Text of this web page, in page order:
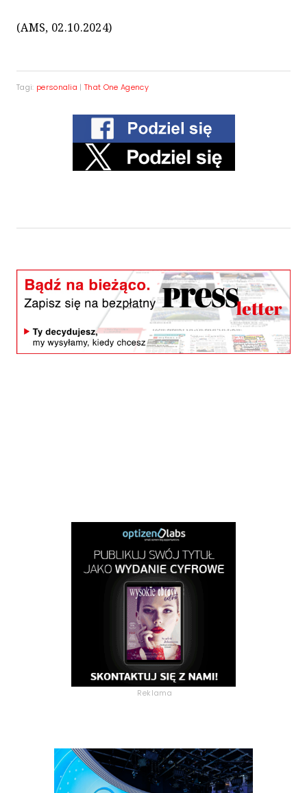
(AMS, 02.10.2024)
Tagi: personalia |That One Agency
Reklama